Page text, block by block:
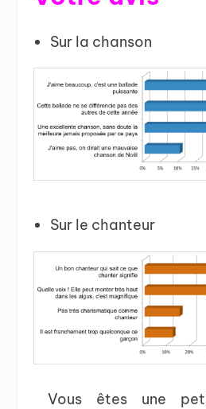
Sur la chanson
Sur le chanteur
Vous êtes une